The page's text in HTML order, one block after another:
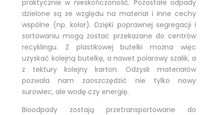
praktycznie w nieskończoność. Pozostałe odpady
dzielone są ze względu na materiał i inne cechy
wspólne (np. kolor). Dzięki poprawnej segregacji i
sortowaniu mogą zostać przekazane do centrów
recyklingu. Z plastikowej butelki można więc
uzyskać kolejną butelkę, a nawet polarowy szalik, a
z tektury kolejny karton. Odzysk materiałów
pozwala nam zaoszczędzić nie tylko nowy
surowiec, ale wodę czy energię.
Bioodpady zostają przetransportowane do